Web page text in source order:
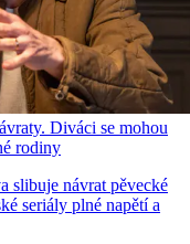
Diváci se mohou
rodiny
slibuje návrat pěvecké
seriály plné napětí a